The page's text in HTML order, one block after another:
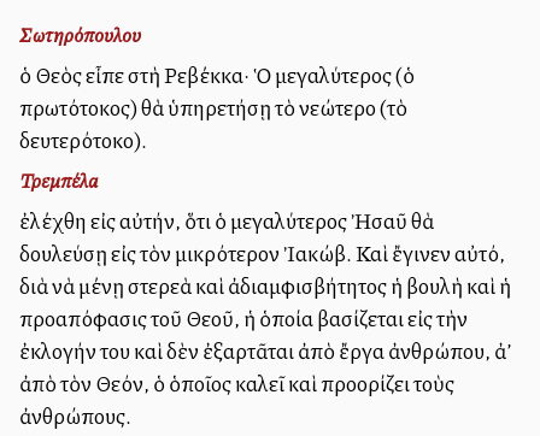
Σωτηρόπουλου
ὁ Θεὸς εἶπε στὴ Ρεβέκκα· Ὁ μεγαλύτερος (ὁ
πρωτότοκος) θὰ ὑπηρετήσῃ τὸ νεώτερο (τὸ
δευτερότοκο).
Τρεμπέλα
ἐλέχθη εἰς αὐτήν, ὅτι ὁ μεγαλύτερος Ἠσαῦ θὰ
δουλεύσῃ εἰς τὸν μικρότερον Ἰακώβ. Καὶ ἔγινεν αὐτό,
διὰ νὰ μένῃ στερεὰ καὶ ἀδιαμφισβήτητος ἡ βουλὴ καὶ ἡ
προαπόφασις τοῦ Θεοῦ, ἡ ὁποία βασίζεται εἰς τὴν
ἐκλογήν του καὶ δὲν ἐξαρτᾶται ἀπὸ ἔργα ἀνθρώπου, ἀλλ’
ἀπὸ τὸν Θεόν, ὁ ὁποῖος καλεῖ καὶ προορίζει τοὺς
ἀνθρώπους.